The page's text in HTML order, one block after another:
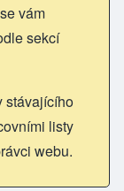
vám
sekcí
stávajícího
listy
webu.